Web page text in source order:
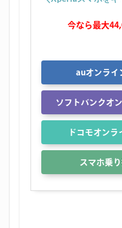
今なら最大
auオンライ
ソフトバンクオ
ドコモオン
スマホ乗